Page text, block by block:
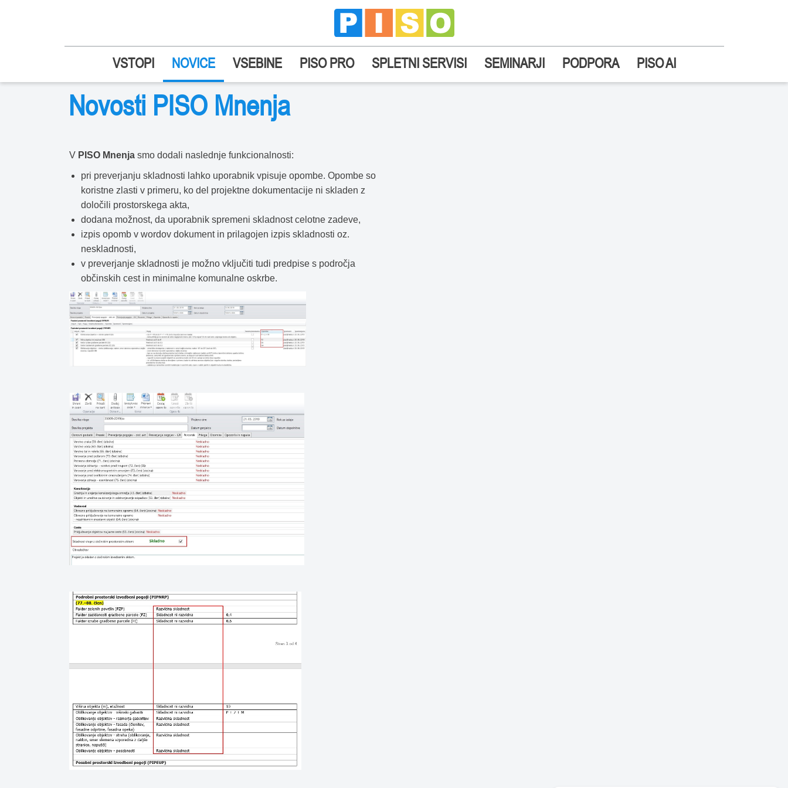
VSTOPI NOVICE VSEBINE PISO PRO SPLETNI SERVISI SEMINARJI PODPORA PISO AI
Novosti PISO Mnenja
V PISO Mnenja smo dodali naslednje funkcionalnosti:
pri preverjanju skladnosti lahko uporabnik vpisuje opombe. Opombe so
koristne zlasti v primeru, ko del projektne dokumentacije ni skladen z
določili prostorskega akta,
dodana možnost, da uporabnik spremeni skladnost celotne zadeve,
izpis opomb v wordov dokument in prilagojen izpis skladnosti oz.
neskladnosti,
v preverjanje skladnosti je možno vključiti tudi predpise s področja
občinskih cest in minimalne komunalne oskrbe.